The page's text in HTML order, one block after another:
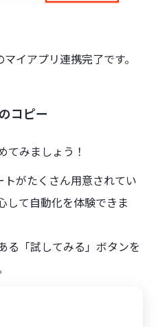
イアプリ連携完了です。
コピー
てみましょう！
がたくさん用意されてい
して自動化を体験できま
る「試してみる」ボタンを